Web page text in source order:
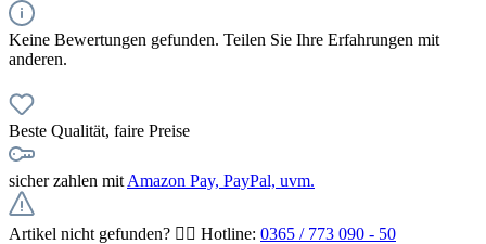
Keine Bewertungen gefunden. Teilen Sie Ihre Erfahrungen mit
anderen.
Beste Qualität, faire Preise
sicher zahlen mit Amazon Pay, PayPal, uvm.
Artikel nicht gefunden? 👉🏻 Hotline: 0365 / 773 090 - 50